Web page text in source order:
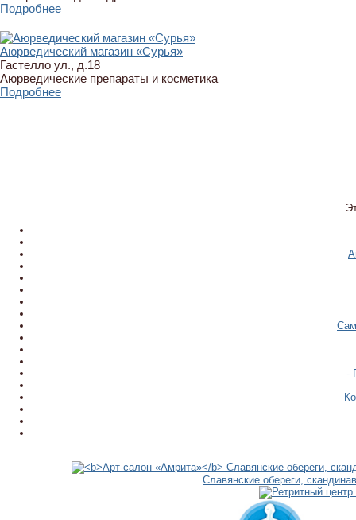
Подробнее
Аюрведический магазин «Сурья»
Гастелло ул., д.18
Аюрведические препараты и косметика
Подробнее
-
Славянские обереги,